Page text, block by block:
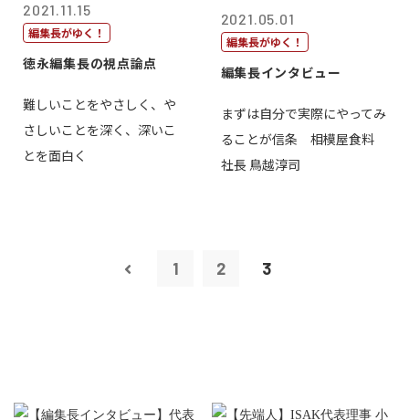
2021.11.15
編集長がゆく！
徳永編集長の視点論点
難しいことをやさしく、や
さしいことを深く、深いこ
とを面白く
2021.05.01
編集長がゆく！
編集長インタビュー
まずは自分で実際にやってみ
ることが信条 相模屋食料
社長 鳥越淳司
1 2 3